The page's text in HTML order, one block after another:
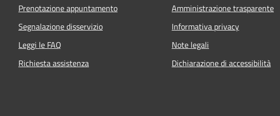
Prenotazione appuntamento
Segnalazione disservizio
Leggi le FAQ
Richiesta assistenza
Amministrazione trasparente
Informativa privacy
Note legali
Dichiarazione di accessibilità